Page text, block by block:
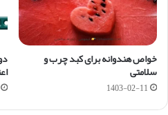
خواص هندوانه برای کبد چرب و
سلامتی
1403-02-11